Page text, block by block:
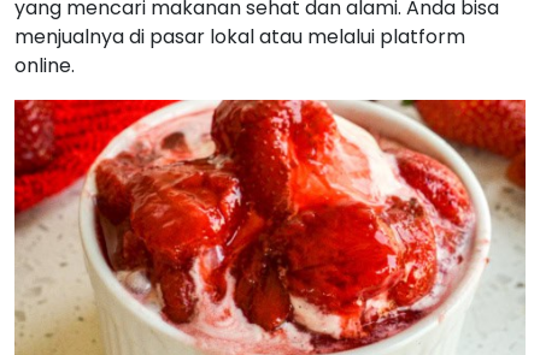
yang mencari makanan sehat dan alami. Anda bisa
menjualnya di pasar lokal atau melalui platform
online.